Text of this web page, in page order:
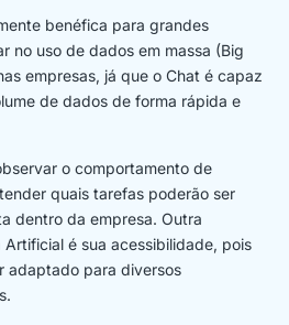
benéfica para grandes
no uso de dados em massa (Big
empresas, já que o Chat é capaz
de dados de forma rápida e
o comportamento de
quais tarefas poderão ser
dentro da empresa. Outra
é sua acessibilidade, pois
adaptado para diversos